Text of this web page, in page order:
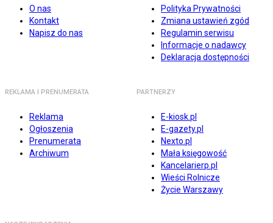
O nas
Kontakt
Napisz do nas
Polityka Prywatności
Zmiana ustawień zgód
Regulamin serwisu
Informacje o nadawcy
Deklaracja dostępności
REKLAMA I PRENUMERATA
Reklama
Ogłoszenia
Prenumerata
Archiwum
PARTNERZY
E-kiosk.pl
E-gazety.pl
Nexto.pl
Mała księgowość
Kancelarierp.pl
Wieści Rolnicze
Życie Warszawy